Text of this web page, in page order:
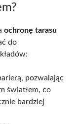
ochronę tarasu
do
pozwalając
światłem, co
bardziej